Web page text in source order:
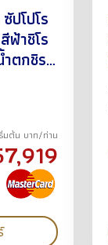
ปโปโร
ฟ้าชิโร
ตกชิรา
ามุ
ทานุกิ
มต้น บาท/ท่าน